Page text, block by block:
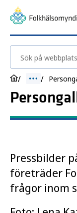
Sök på
Pressbilder
företräder
frågor inom